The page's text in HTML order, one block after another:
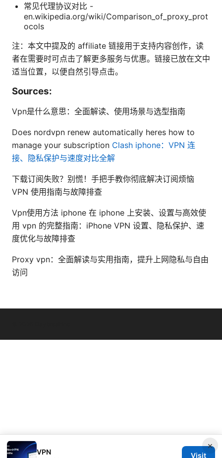
常见代理协议对比 -
en.wikipedia.org/wiki/Comparison_of_proxy_prot
ocols
注：本文中提及的 affiliate 链接用于支持内容创作，读
者在需要时可点击了解更多服务与优惠。链接已放在文中
适当位置，以便自然引导点击。
Sources:
Vpn是什么意思：全面解读、使用场景与选型指南
Does nordvpn renew automatically heres how to
manage your subscription Clash iphone：VPN 连
接、隐私保护与速度对比全解
下载订阅失败？别慌！手把手教你彻底解决订阅烦恼
VPN 使用指南与故障排查
Vpn使用方法 iphone 在 iphone 上安装、设置与高效使
用 vpn 的完整指南：iPhone VPN 设置、隐私保护、速
度优化与故障排查
Proxy vpn：全面解读与实用指南，提升上网隐私与自由
访问
×
VPN Visit